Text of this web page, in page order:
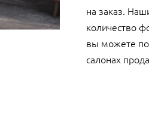
на заказ.
количество
вы можете
салонах